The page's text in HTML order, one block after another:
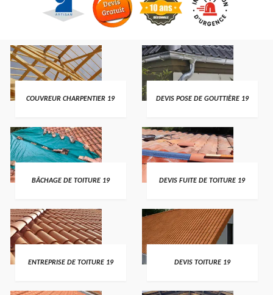
COUVREUR CHARPENTIER 19 DEVIS POSE DE GOUTTIÈRE 19
BÂCHAGE DE TOITURE 19 DEVIS FUITE DE TOITURE 19
ENTREPRISE DE TOITURE 19 DEVIS TOITURE 19